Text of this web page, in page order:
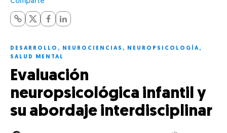
DESARROLLO , NEUROCIENCIAS , NEUROPSICOLOGÍA,
SALUD MENTAL
Evaluación
neuropsicológica infantil y
su abordaje interdisciplinar